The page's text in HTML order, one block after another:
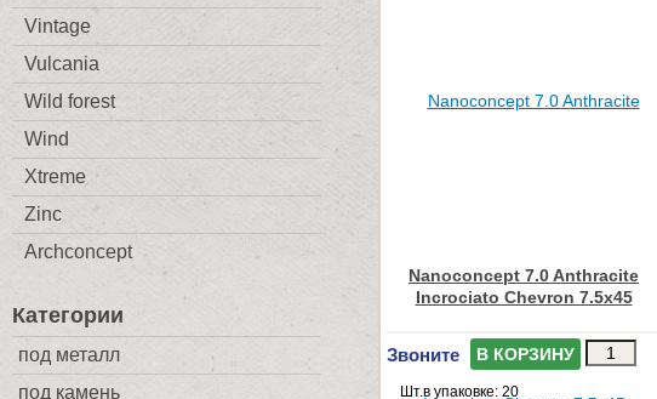
Vintage
Vulcania
Wild forest
Wind
Xtreme
Zinc
Archconcept
Категории
под металл
под камень
Nanoconcept 7.0 Anthracite
Incrociato Chevron 7.5x45
Звоните В КОРЗИНУ
Шт.в упаковке: 20